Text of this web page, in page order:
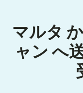
マルタ
ャン へ